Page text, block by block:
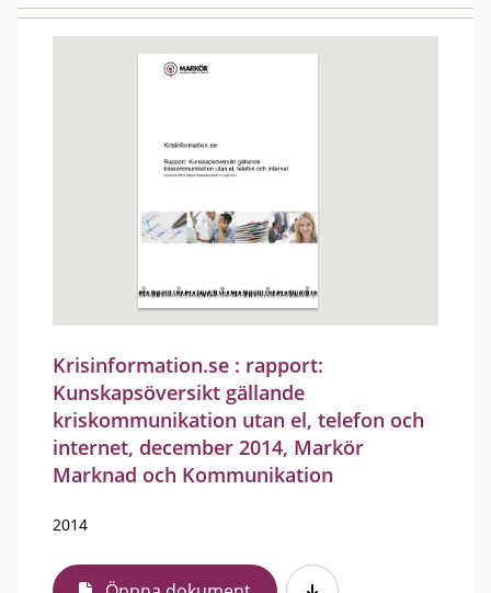
Krisinformation.se : rapport:
Kunskapsöversikt gällande
kriskommunikation utan el, telefon och
internet, december 2014, Markör
Marknad och Kommunikation
2014